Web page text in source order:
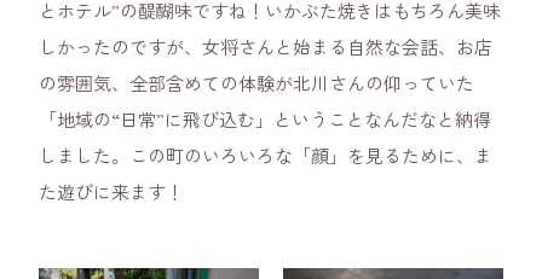
とホテル”の醍醐味ですね！いかぶた焼きはもちろん美味
しかったのですが、女将さんと始まる自然な会話、お店
の雰囲気、全部含めての体験が北川さんの仰っていた
「地域の“日常”に飛び込む」ということなんだなと納得
しました。この町のいろいろな「顔」を見るために、ま
た遊びに来ます！